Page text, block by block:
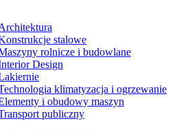
stalowe
rolnicze i budowlane
Design
klimatyzacja i ogrzewanie
i obudowy maszyn
publiczny